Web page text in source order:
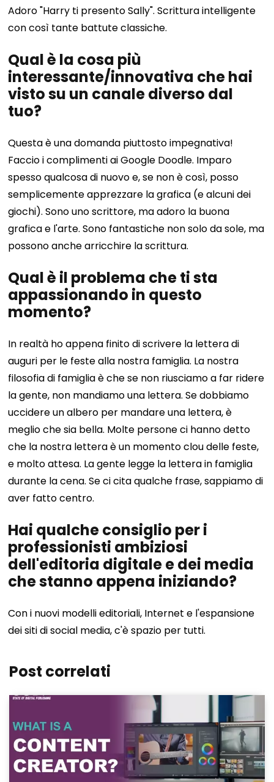
Adoro "Harry ti presento Sally". Scrittura intelligente
con così tante battute classiche.
Qual è la cosa più
interessante/innovativa che hai
visto su un canale diverso dal
tuo?
Questa è una domanda piuttosto impegnativa!
Faccio i complimenti ai Google Doodle. Imparo
spesso qualcosa di nuovo e, se non è così, posso
semplicemente apprezzare la grafica (e alcuni dei
giochi). Sono uno scrittore, ma adoro la buona
grafica e l'arte. Sono fantastiche non solo da sole, ma
possono anche arricchire la scrittura.
Qual è il problema che ti sta
appassionando in questo
momento?
In realtà ho appena finito di scrivere la lettera di
auguri per le feste alla nostra famiglia. La nostra
filosofia di famiglia è che se non riusciamo a far ridere
la gente, non mandiamo una lettera. Se dobbiamo
uccidere un albero per mandare una lettera, è
meglio che sia bella. Molte persone ci hanno detto
che la nostra lettera è un momento clou delle feste,
e molto attesa. La gente legge la lettera in famiglia
durante la cena. Se ci cita qualche frase, sappiamo di
aver fatto centro.
Hai qualche consiglio per i
professionisti ambiziosi
dell'editoria digitale e dei media
che stanno appena iniziando?
Con i nuovi modelli editoriali, Internet e l'espansione
dei siti di social media, c'è spazio per tutti.
Post correlati